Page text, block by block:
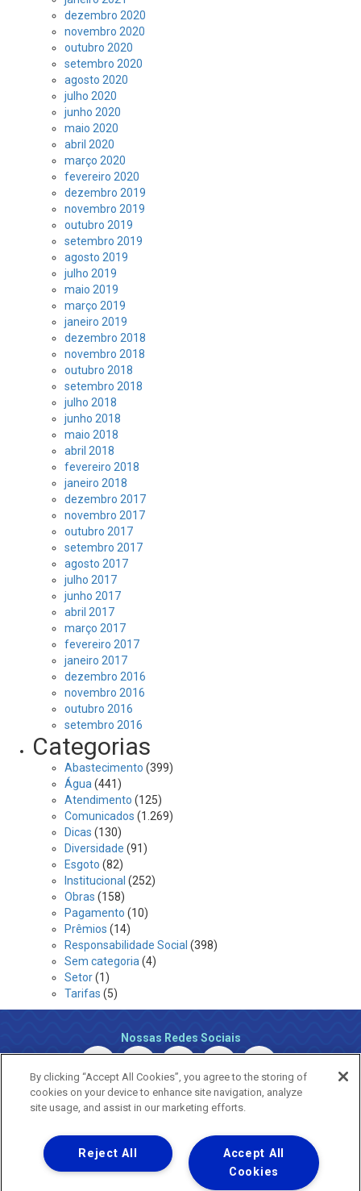
dezembro 2020
novembro 2020
outubro 2020
setembro 2020
agosto 2020
julho 2020
junho 2020
maio 2020
abril 2020
março 2020
fevereiro 2020
dezembro 2019
novembro 2019
outubro 2019
setembro 2019
agosto 2019
julho 2019
maio 2019
março 2019
janeiro 2019
dezembro 2018
novembro 2018
outubro 2018
setembro 2018
julho 2018
junho 2018
maio 2018
abril 2018
fevereiro 2018
janeiro 2018
dezembro 2017
novembro 2017
outubro 2017
setembro 2017
agosto 2017
julho 2017
junho 2017
abril 2017
março 2017
fevereiro 2017
janeiro 2017
dezembro 2016
novembro 2016
outubro 2016
setembro 2016
Categorias
Abastecimento (399)
Água (441)
Atendimento (125)
Comunicados (1.269)
Dicas (130)
Diversidade (91)
Esgoto (82)
Institucional (252)
Obras (158)
Pagamento (10)
Prêmios (14)
Responsabilidade Social (398)
Sem categoria (4)
Setor(1)
Tarifas (5)
Nossas Redes Sociais
Copyright © 2026 - Todos os Direitos Reservados.
By clicking “Accept All Cookies”, you agree to the storing of
cookies on your device to enhance site navigation, analyze
site usage, and assist in our marketing efforts.
Accept All
Cookies
Reject All